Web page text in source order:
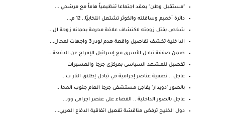
"مستقبل وطن" يعقد اجتماعا تنظيمياً هاماً مع مرشحي ...
دائرة أخميم وساقلته والكوثر تشتعل انتخابيًا.. 12 م...
شخص يقتل زوجته لاكتشاف علاقة محرمة بحماته زوجة ال...
الداخلية تكشف تفاصيل واقعة هدم لودر 3 واجهات لمحال...
ضمن صفقة تبادل الأسرى مع إسرائيل الإفراج عن الدفعة...
تفصيل للمشهد السياسى بمركزى جرجا والعسيرات
عاجل .. تصفية عناصر إجرامية في تبادل إطلاق النار ب...
بالصور "دويدار" يفاجئ مستشفى جرجا العام جنوب المحا...
عاجل بالصور الداخلية .. القضاء على عنصر اجرامى وو...
دول الخليج ترفض مناقشة تفعيل اتفاقية الدفاع العربي...